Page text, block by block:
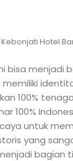
Hotel
bisa menjadi
memiliki
100%
100%
untuk
yang
bagian